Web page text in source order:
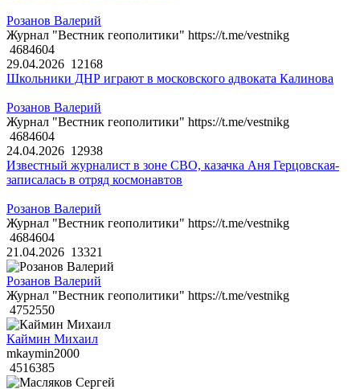
Розанов Валерий
Журнал "Вестник геополитики" https://t.me/vestnikg
4684604
29.04.2026 12168
Школьники ДНР играют в московского адвоката Калинова
Розанов Валерий
Журнал "Вестник геополитики" https://t.me/vestnikg
4684604
24.04.2026 12938
Известный журналист в зоне СВО, казачка Аня Герцовская-
записалась в отряд космонавтов
Розанов Валерий
Журнал "Вестник геополитики" https://t.me/vestnikg
4684604
21.04.2026 13321
Розанов Валерий
Журнал "Вестник геополитики" https://t.me/vestnikg
4752550
Каймин Михаил
mkaymin2000
4516385